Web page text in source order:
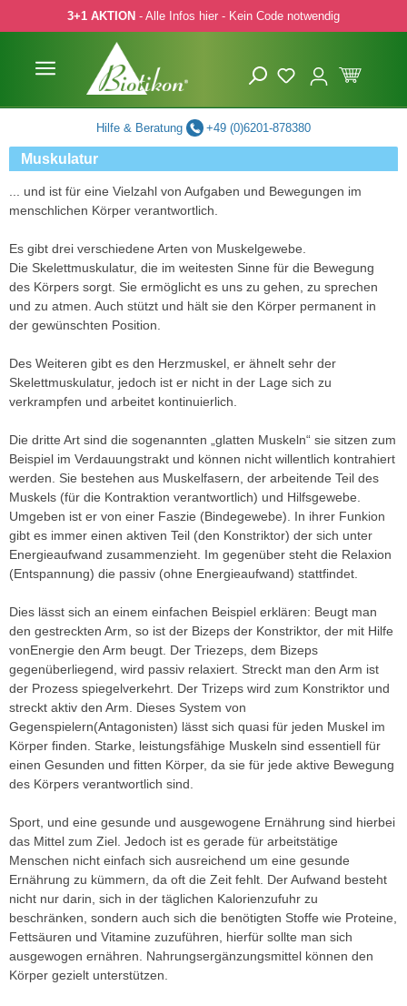
Hauptinhalt springen
Zur Suche springen
Zur Hauptnavigation springen
3+1 AKTION - Alle Infos hier - Kein Code notwendig
Hilfe & Beratung +49 (0)6201-878380
Muskulatur
... und ist für eine Vielzahl von Aufgaben und Bewegungen im
menschlichen Körper verantwortlich.
Es gibt drei verschiedene Arten von Muskelgewebe.
Die Skelettmuskulatur, die im weitesten Sinne für die Bewegung
des Körpers sorgt. Sie ermöglicht es uns zu gehen, zu sprechen
und zu atmen. Auch stützt und hält sie den Körper permanent in
der gewünschten Position.
Des Weiteren gibt es den Herzmuskel, er ähnelt sehr der
Skelettmuskulatur, jedoch ist er nicht in der Lage sich zu
verkrampfen und arbeitet kontinuierlich.
Die dritte Art sind die sogenannten „glatten Muskeln“ sie sitzen zum
Beispiel im Verdauungstrakt und können nicht willentlich kontrahiert
werden. Sie bestehen aus Muskelfasern, der arbeitende Teil des
Muskels (für die Kontraktion verantwortlich) und Hilfsgewebe.
Umgeben ist er von einer Faszie (Bindegewebe). In ihrer Funkion
gibt es immer einen aktiven Teil (den Konstriktor) der sich unter
Energieaufwand zusammenzieht. Im gegenüber steht die Relaxion
(Entspannung) die passiv (ohne Energieaufwand) stattfindet.
Dies lässt sich an einem einfachen Beispiel erklären: Beugt man
den gestreckten Arm, so ist der Bizeps der Konstriktor, der mit Hilfe
vonEnergie den Arm beugt. Der Triezeps, dem Bizeps
gegenüberliegend, wird passiv relaxiert. Streckt man den Arm ist
der Prozess spiegelverkehrt. Der Trizeps wird zum Konstriktor und
streckt aktiv den Arm. Dieses System von
Gegenspielern(Antagonisten) lässt sich quasi für jeden Muskel im
Körper finden. Starke, leistungsfähige Muskeln sind essentiell für
einen Gesunden und fitten Körper, da sie für jede aktive Bewegung
des Körpers verantwortlich sind.
Sport, und eine gesunde und ausgewogene Ernährung sind hierbei
das Mittel zum Ziel. Jedoch ist es gerade für arbeitstätige
Menschen nicht einfach sich ausreichend um eine gesunde
Ernährung zu kümmern, da oft die Zeit fehlt. Der Aufwand besteht
nicht nur darin, sich in der täglichen Kalorienzufuhr zu
beschränken, sondern auch sich die benötigten Stoffe wie Proteine,
Fettsäuren und Vitamine zuzuführen, hierfür sollte man sich
ausgewogen ernähren. Nahrungsergänzungsmittel können den
Körper gezielt unterstützen.